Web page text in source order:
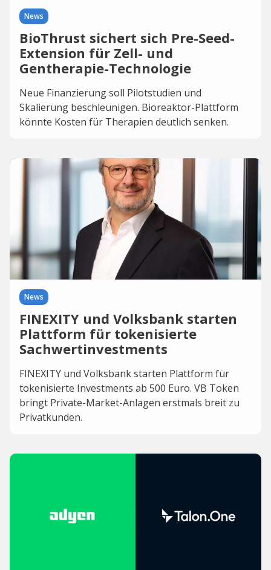
News
BioThrust sichert sich Pre-Seed-
Extension für Zell- und
Gentherapie-Technologie
Neue Finanzierung soll Pilotstudien und
Skalierung beschleunigen. Bioreaktor-Plattform
könnte Kosten für Therapien deutlich senken.
News
FINEXITY und Volksbank starten
Plattform für tokenisierte
Sachwertinvestments
FINEXITY und Volksbank starten Plattform für
tokenisierte Investments ab 500 Euro. VB Token
bringt Private-Market-Anlagen erstmals breit zu
Privatkunden.